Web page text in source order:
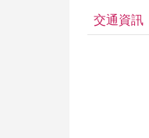
交通資訊